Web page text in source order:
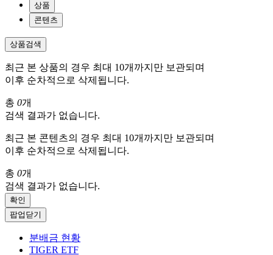
상품
콘텐츠
상품검색
최근 본 상품의 경우 최대 10개까지만 보관되며
이후 순차적으로 삭제됩니다.
총 0개
검색 결과가 없습니다.
최근 본 콘텐츠의 경우 최대 10개까지만 보관되며
이후 순차적으로 삭제됩니다.
총 0개
검색 결과가 없습니다.
확인
팝업닫기
분배금 현황
TIGER ETF